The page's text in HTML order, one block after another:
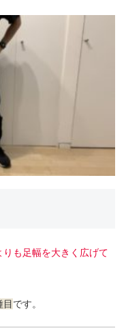
りも足幅を大きく広げて
です。